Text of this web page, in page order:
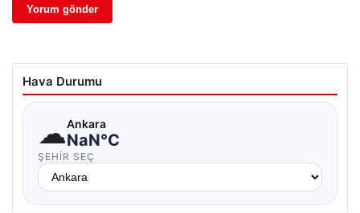
Hava Durumu
☁Ankara
NaN°C
ŞEHIR SEÇ